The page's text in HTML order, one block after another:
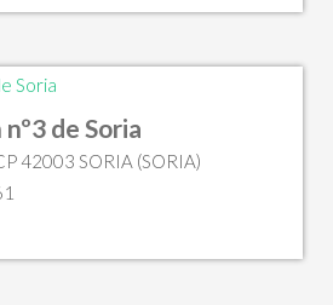
de Soria
42003 SORIA (SORIA)